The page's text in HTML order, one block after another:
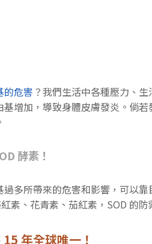
的危害 ？我們生活中各種壓力、
增加，導致身體皮膚發炎。倘
酵素！
多所帶來的危害和影響，可以
素、花青素、茄紅素，SOD 的
年全球唯一！